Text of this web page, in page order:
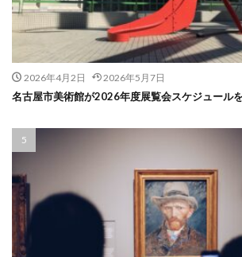
2026年4月2日 2026年5月7日
名古屋市美術館が2026年度展覧会スケジュール